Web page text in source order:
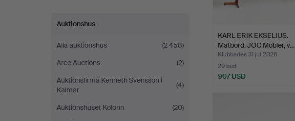
Auktionshus
Alla auktionshus
(2 458)
Arce Auctions
(2)
Auktionsfirma Kenneth Svensson i
Kalmar
(4)
Auktionshuset Kolonn
(20)
KARL ERIK EKSELIUS.
Matbord, JOC Möbler, v…
Klubbades 31 jul 2026
29 bud
907 USD